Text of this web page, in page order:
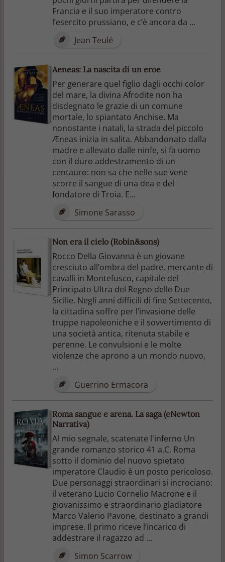
Francia e il suo imperatore contro
l’esercito prussiano, e c’è ancora da ...
Jean Teulé
Aeneas: La nascita di un eroe
Per generare quel figlio dagli occhi color
del mare, la divina Afrodite non ha
disdegnato le grazie di un comune
mortale, lo spiantato Anchise. Ma
nonostante i natali, la strada del piccolo
Æneas inizia in salita. Abbandonato dalla
madre e allevato dalle ninfe, si fa uomo
con il duro addestramento di un
centauro: non sa che nelle sue vene
scorre il sangue di una dea e del
fondatore di Troia. E...
Simone Sarasso
Non era il cielo (Robin&sons)
Rocco Della Giovanna è un giovane
cresciuto all’ombra del padre, mercante di
cavalli in Montefusco, capitale del
Principato Ultra del Regno delle Due
Sicilie. Negli anni difficili di fine Settecento,
la cittadina soffre per l’invasione delle
truppe napoleoniche e il sovvertimento di
una società antica, ritenuta stabile e
perenne. Le convulsioni e le molte
violenze che aprono a un mondo nuovo,
...
Guerrino Ermacora
Roma sangue e arena. La saga (eNewton
Narrativa)
Al mio segnale, scatenate l'inferno Un
grande romanzo storico 41 a.C. Roma
sotto il dominio del nuovo spietato
imperatore Claudio è un posto pericoloso.
Due personaggi straordinari si incrociano:
il veterano Lucio Cornelio Macrone e il
giovanissimo e straordinario gladiatore
Marco Valerio Pavone, destinato a grandi
imprese. Il primo riceve l’incarico di
addestrare il ragazzo ad ...
Simon Scarrow